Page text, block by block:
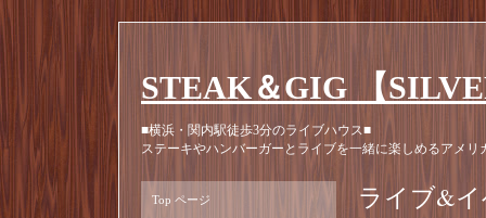
STEAK＆GIG 【
■横浜・関内駅徒歩3分のライブハウス■
ステーキやハンバーガーとライブを一緒に楽しめるアメリ
ライブ&
Top ページ